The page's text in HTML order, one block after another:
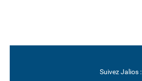
Suivez Jalios :